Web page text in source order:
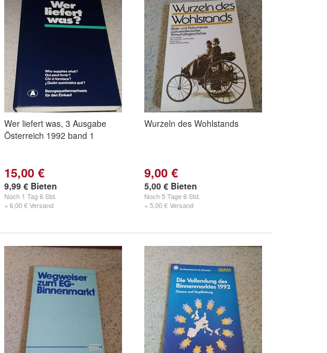
Wer liefert was, 3 Ausgabe
Österreich 1992 band 1
15,00 €
9,99 € Bieten
Noch 1 Tag 6 Std.
+ 6,00 € Versand
Wurzeln des Wohlstands
9,00 €
5,00 € Bieten
Noch5 Tage 6 Std.
+ 5,00 € Versand